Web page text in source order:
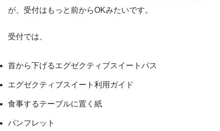
が、受付はもっと前からOKみたいです。
受付では、
首から下げるエグゼクティブスイートパス
エグゼクティブスイート利用ガイド
食事するテーブルに置く紙
パンフレット